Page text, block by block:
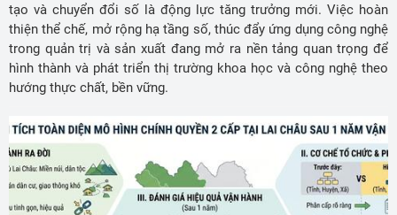
tạo và chuyển đổi số là động lực tăng trưởng mới. Việc hoàn
thiện thể chế, mở rộng hạ tầng số, thúc đẩy ứng dụng công nghệ
trong quản trị và sản xuất đang mở ra nền tảng quan trọng để
hình thành và phát triển thị trường khoa học và công nghệ theo
hướng thực chất, bền vững.